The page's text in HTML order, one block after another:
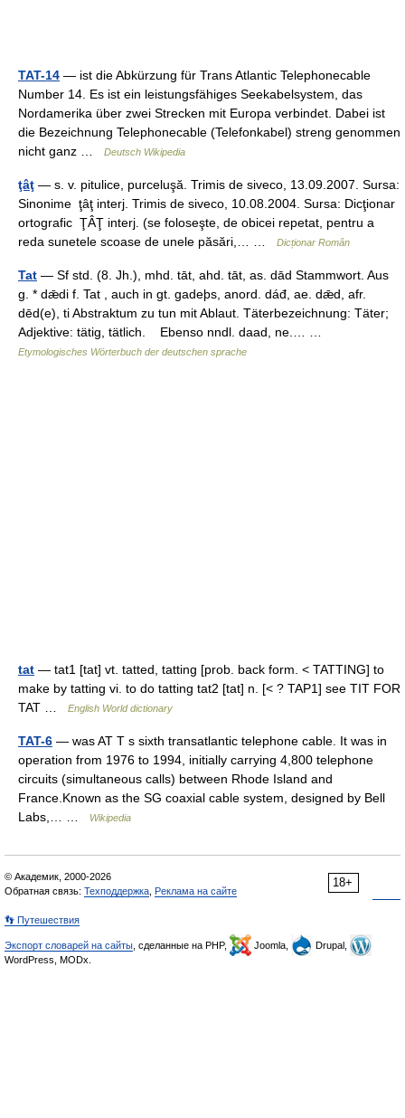
TAT-14 — ist die Abkürzung für Trans Atlantic Telephonecable
Number 14. Es ist ein leistungsfähiges Seekabelsystem, das
Nordamerika über zwei Strecken mit Europa verbindet. Dabei ist
die Bezeichnung Telephonecable (Telefonkabel) streng genommen
nicht ganz …
Deutsch Wikipedia
ţâţ — s. v. pitulice, purceluşă. Trimis de siveco, 13.09.2007. Sursa:
Sinonime ţâţ interj. Trimis de siveco, 10.08.2004. Sursa: Dicţionar
ortografic ŢÂŢ interj. (se foloseşte, de obicei repetat, pentru a
reda sunetele scoase de unele păsări,… …
Dicționar Român
Tat — Sf std. (8. Jh.), mhd. tāt, ahd. tāt, as. dād Stammwort. Aus
g. * dǣdi f. Tat , auch in gt. gadeþs, anord. dáđ, ae. dǣd, afr.
dēd(e), ti Abstraktum zu tun mit Ablaut. Täterbezeichnung: Täter;
Adjektive: tätig, tätlich. Ebenso nndl. daad, ne.… …
Etymologisches Wörterbuch der deutschen sprache
tat — tat1 [tat] vt. tatted, tatting [prob. back form. < TATTING] to
make by tatting vi. to do tatting tat2 [tat] n. [< ? TAP1] see TIT FOR
TAT …
English World dictionary
TAT-6 — was AT T s sixth transatlantic telephone cable. It was in
operation from 1976 to 1994, initially carrying 4,800 telephone
circuits (simultaneous calls) between Rhode Island and
France.Known as the SG coaxial cable system, designed by Bell
Labs,… …
Wikipedia
18+
© Академик, 2000-2026
Обратная связь: Техподдержка Реклама на сайте
👣 Путешествия
Экспорт словарей на сайты , сделанные на PHP, Joomla,
Drupal,
WordPress, MODx.